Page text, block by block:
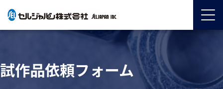
試作品依頼フォーム